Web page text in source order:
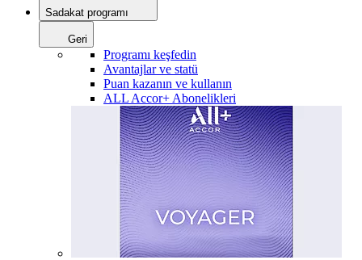
Sadakat programı
Geri
Programı keşfedin
Avantajlar ve statü
Puan kazanın ve kullanın
ALL Accor+ Abonelikleri